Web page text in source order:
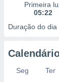
Primeira
05:22
Duração do dia
Seg Ter